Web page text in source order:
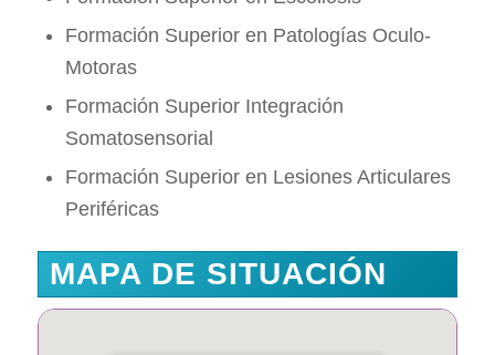
Formación Superior en Patologí­as Oculo-
Motoras
Formación Superior Integración
Somatosensorial
Formación Superior en Lesiones Articulares
Periféricas
MAPA DE SITUACIÓN